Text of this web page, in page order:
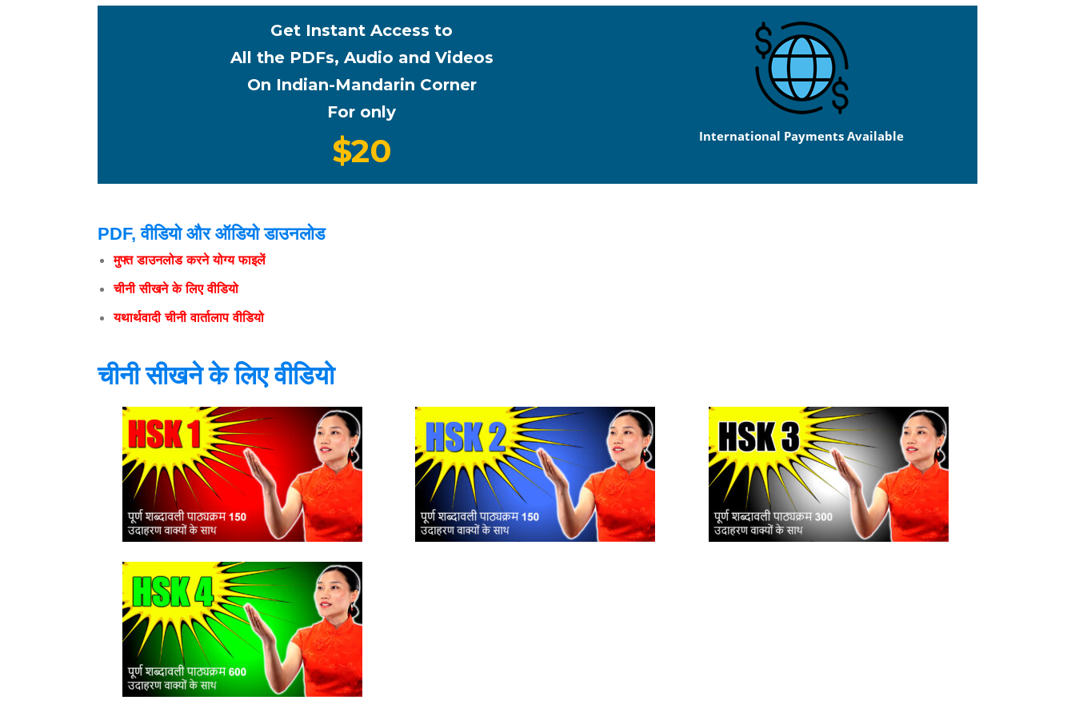
Get Instant Access to
All the PDFs, Audio and Videos
On Indian-Mandarin Corner
For only
$20 International Payments Available
PDF, वीडियो और ऑडियो डाउनलोड
मुफ्त डाउनलोड करने योग्य फाइलें
चीनी सीखने के लिए वीडियो
यथार्थवादी चीनी वार्तालाप वीडियो
चीनी सीखने के लिए वीडियो